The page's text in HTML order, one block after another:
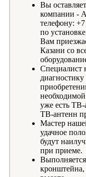
Вы
компании -
телефону:
по
Вам
Казани со
Специалист
уже есть ТВ-
ТВ-антенн
Мастер
удачное
будут
при приеме.
кронштейна,